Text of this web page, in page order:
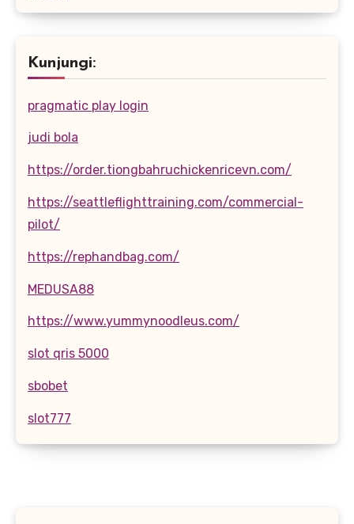
Kunjungi:
pragmatic play login
judi bola
https://order.tiongbahruchickenricevn.com/
https://seattleflighttraining.com/commercial-
pilot/
https://rephandbag.com/
MEDUSA88
https://www.yummynoodleus.com/
slot qris 5000
sbobet
slot777